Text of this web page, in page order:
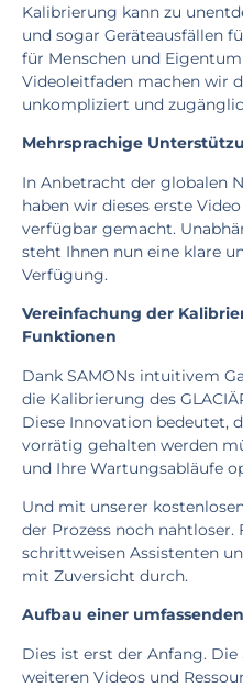
Kalibrierung kann zu
und sogar Geräteausfällen
für Menschen und
Videoleitfaden machen wir
unkompliziert und
Mehrsprachige
In Anbetracht der globalen
haben wir dieses erste
verfügbar gemacht.
steht Ihnen nun eine klare
Verfügung.
Vereinfachung der
Funktionen
Dank SAMONs intuitivem
die Kalibrierung des
Diese Innovation bedeutet,
vorrätig gehalten werden
und Ihre Wartungsabläufe
Und mit unserer
der Prozess noch nahtloser.
schrittweisen Assistenten
mit Zuversicht durch.
Aufbau einer
Dies ist erst der Anfang.
weiteren Videos und